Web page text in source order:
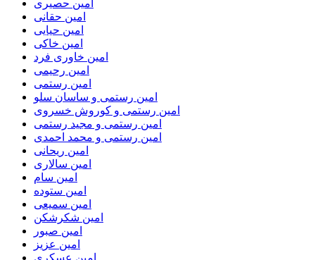
امین حصیری
امین حقانی
امین حیایی
امین خاکی
امین خاوری فرد
امین رحیمی
امین رستمی
امین رستمی و ساسان سلو
امین رستمی و کوروش خسروی
امین رستمی و مجید رستمی
امین رستمی و محمد احمدی
امین ریحانی
امین سالاری
امین سام
امین ستوده
امین سمیعی
امین شکرشکن
امین صبور
امین عزیز